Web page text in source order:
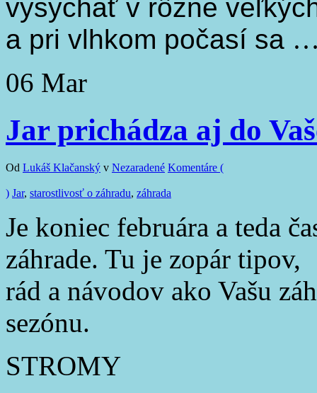
vysychať v rôzne
a pri vlhkom počasí sa
06 Mar
Jar prichádza aj do
Od Lukáš Klačanský v Nezaradené Komentáre (
) Jar, starostlivosť o záhradu, záhrada
Je koniec februára a teda
záhrade. Tu je zopár tipov,
rád a návodov ako Vašu
sezónu.
STROMY